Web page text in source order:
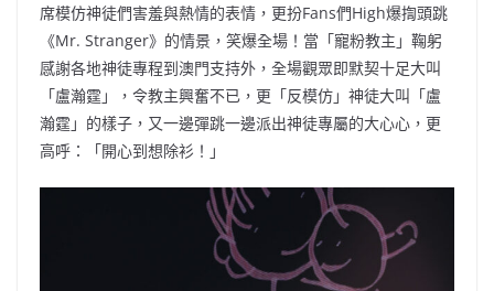
席模仿神徒們害羞與熱情的表情，更扮Fans們High爆揈頭跳
《Mr. Stranger》的情景，笑爆全場！當「寵粉教主」鞠躬
感謝各地神徒專程到澳門支持外，全場觀眾即默契十足大叫
「盧瀚霆」，令教主興奮不已，更「反模仿」神徒大叫「盧
瀚霆」的樣子，又一邊彈跳一邊派出神徒專屬的大心心，更
高呼：「開心到想除衫！」